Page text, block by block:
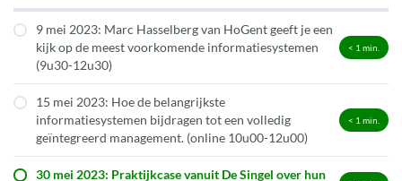
9 mei 2023: Marc Hasselberg van HoGent geeft je een
kijk op de meest voorkomende informatiesystemen
(9u30-12u30)
< 1 min.
15 mei 2023: Hoe de belangrijkste
informatiesystemen bijdragen tot een volledig
geïntegreerd management. (online 10u00-12u00)
< 1 min.
30 mei 2023: Praktijkcase vanuit De Singel over hun